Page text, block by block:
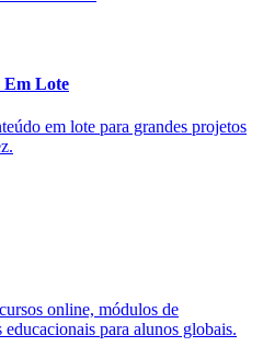
Em Lote
em lote para grandes projetos
online, módulos de
para alunos globais.